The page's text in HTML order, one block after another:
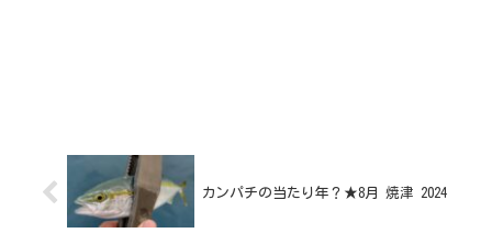
カンパチの当たり年？★8月 焼津 2024